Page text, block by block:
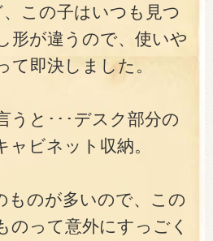
この子はいつも見つ
形が違うので、使いや
即決しました。
うと･･･デスク部分の
ビネット収納。
ものが多いので、この
のって意外にすっごく